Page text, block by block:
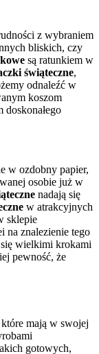
z wybraniem
bliskich, czy
są ratunkiem w
świąteczne,
odnaleźć w
koszom
doskonałego
w ozdobny papier,
osobie już w
nadają się
w atrakcyjnych
sklepie
na znalezienie tego
wielkimi krokami
pewność, że
mają w swojej
gotowych,